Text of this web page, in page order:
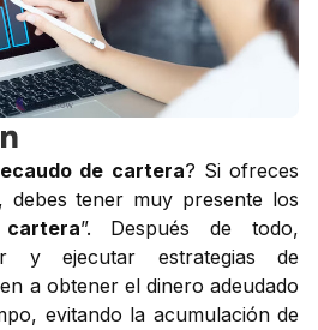
de cartera? Si ofreces
debes tener muy presente los
”. Después de todo,
y ejecutar estrategias de
a obtener el dinero adeudado
evitando la acumulación de